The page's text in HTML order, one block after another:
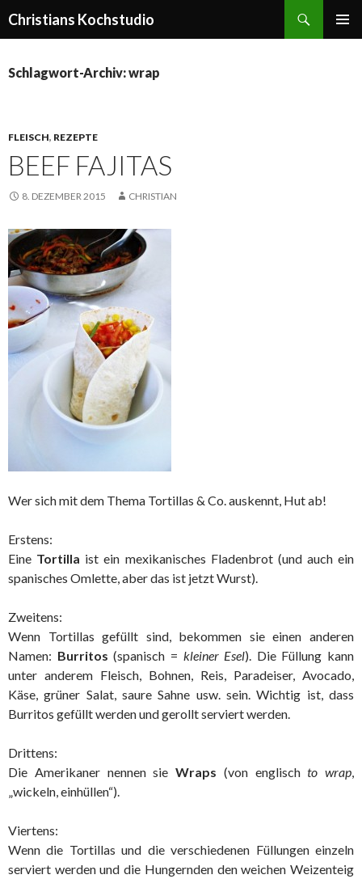
Christians Kochstudio
SPRINGEN
Schlagwort-Archiv: wrap
FLEISCH, REZEPTE
BEEF FAJITAS
8. DEZEMBER 2015 CHRISTIAN
Wer sich mit dem Thema Tortillas & Co. auskennt, Hut ab!
Erstens:
Eine Tortilla ist ein mexikanisches Fladenbrot (und auch ein
spanisches Omlette, aber das ist jetzt Wurst).
Zweitens:
Wenn Tortillas gefüllt sind, bekommen sie einen anderen
Namen: Burritos (spanisch = kleiner Esel). Die Füllung kann
unter anderem Fleisch, Bohnen, Reis, Paradeiser, Avocado,
Käse, grüner Salat, saure Sahne usw. sein. Wichtig ist, dass
Burritos gefüllt werden und gerollt serviert werden.
Drittens:
Die Amerikaner nennen sie Wraps (von englischto wrap,
„wickeln, einhüllen“).
Viertens:
Wenn die Tortillas und die verschiedenen Füllungen einzeln
serviert werden und die Hungernden den weichen Weizenteig